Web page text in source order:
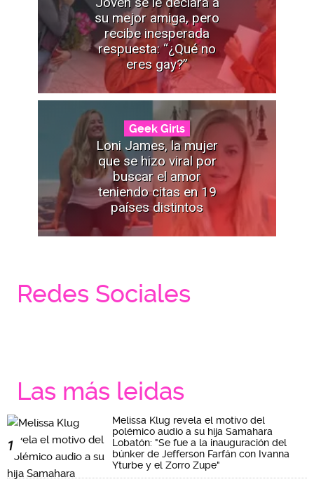
su mejor amiga, pero
recibe inesperada
respuesta: “¿Qué no
eres gay?”
Geek Girls
Loni James, la mujer
que se hizo viral por
buscar el amor
teniendo citas en 19
países distintos
Redes Sociales
Las más leidas
1
Melissa Klug revela el motivo del
polémico audio a su hija Samahara
Lobatón: "Se fue a la inauguración del
búnker de Jefferson Farfán con Ivanna
Yturbe y el Zorro Zupe"